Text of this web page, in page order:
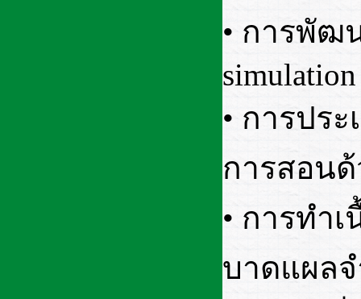
• การพัฒ
simulation
• การปร
การสอนด้
• การทำ
บาดแผล